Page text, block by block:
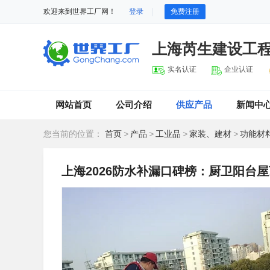
欢迎来到世界工厂网！ 登录 免费注册
上海芮生建设工
实名认证 企业认证
网站首页 公司介绍 供应产品 新闻中
您当前的位置： 首页 > 产品 > 工业品 >家装、建材 >功能材
上海2026防水补漏口碑榜：厨卫阳台